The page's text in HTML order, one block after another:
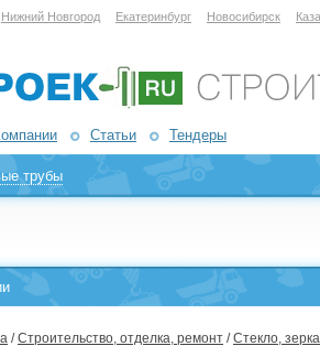
Нижний Новгород Екатеринбург Новосибирск
Статьи Тендеры
трубы
/Строительство, отделка, ремонт /Стекло,